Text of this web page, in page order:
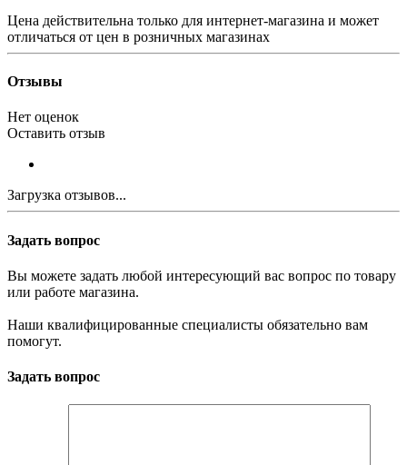
Цена действительна только для интернет-магазина и может
отличаться от цен в розничных магазинах
Отзывы
Нет оценок
Оставить отзыв
Загрузка отзывов...
Задать вопрос
Вы можете задать любой интересующий вас вопрос по товару
или работе магазина.
Наши квалифицированные специалисты обязательно вам
помогут.
Задать вопрос